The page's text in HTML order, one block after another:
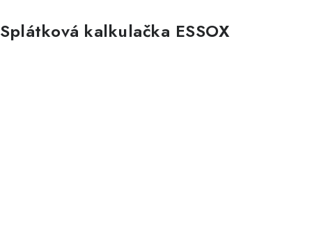
Nákup na splátky ESSOX
Splátková kalkulačka ESSOX